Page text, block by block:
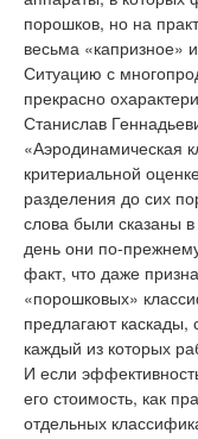
порошков, но на
весьма «капризное»
Ситуацию с
прекрасно
Станислав
«Аэродинамическая
критериальной
разделения до сих
слова были сказаны
день они по-
факт, что даже
«порошковых»
предлагают каскады,
каждый из которых
И если
его стоимость, как
отдельных